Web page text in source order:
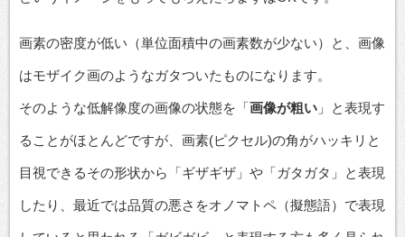
画素の密度が低い（単位面積中の画素数が少ない）と、画像
はモザイク画のようなガタついたものになります。
そのような低解像度の画像の状態を「画像が粗い 」と表現す
ることがほとんどですが、画素(ピクセル)の角がハッキリと
目視できるその形状から「ギザギザ」や「ガタガタ」と表現
したり、最近では品質の悪さをオノマトペ（擬態語）で表現